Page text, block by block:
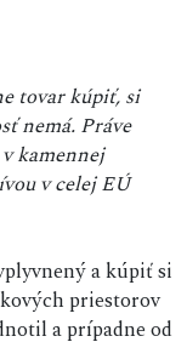
tovar kúpiť, si
nemá. Práve
kamennej
v celej EÚ
a kúpiť si
priestorov
a prípadne od